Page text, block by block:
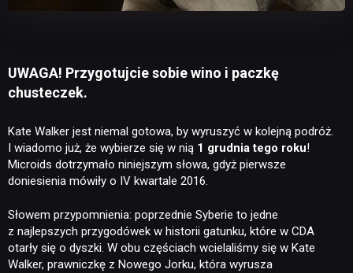
UWAGA! Przygotujcie sobie wino i paczkę
chusteczek.
Kate Walker jest niemal gotowa, by wyruszyć w kolejną podróż.
I wiadomo już, że wybierze się w nią 1 grudnia tego roku!
Microids dotrzymało niniejszym słowa, gdyż pierwsze
doniesienia mówiły o IV kwartale 2016.
Słowem przypomnienia: poprzednie Syberie to jedne
z najlepszych przygodówek w historii gatunku, które w CDA
otarły się o dyszki. W obu częściach wcielaliśmy się w Kate
Walker, prawniczkę z Nowego Jorku, która wyrusza